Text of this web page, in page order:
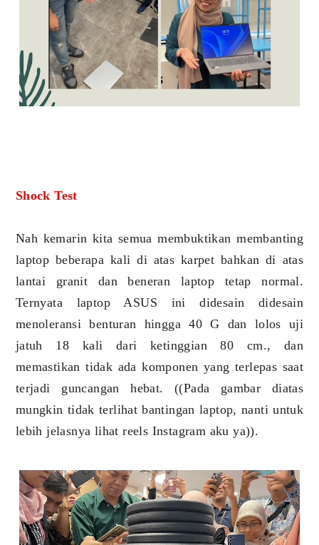
Shock Test
Nah kemarin kita semua membuktikan membanting
laptop beberapa kali di atas karpet bahkan di atas
lantai granit dan beneran laptop tetap normal.
Ternyata laptop ASUS ini didesain didesain
menoleransi benturan hingga 40 G dan lolos uji
jatuh 18 kali dari ketinggian 80 cm., dan
memastikan tidak ada komponen yang terlepas saat
terjadi guncangan hebat. ((Pada gambar diatas
mungkin tidak terlihat bantingan laptop, nanti untuk
lebih jelasnya lihat reels Instagram aku ya)).